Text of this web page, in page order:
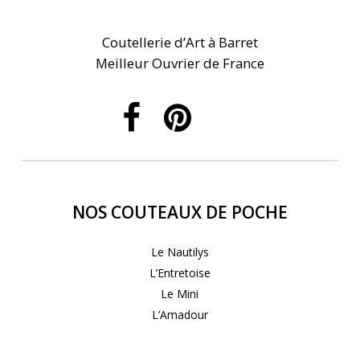
Coutellerie d’Art à Barret
Meilleur Ouvrier de France
NOS COUTEAUX DE POCHE
Le Nautilys
L’Entretoise
Le Mini
L’Amadour